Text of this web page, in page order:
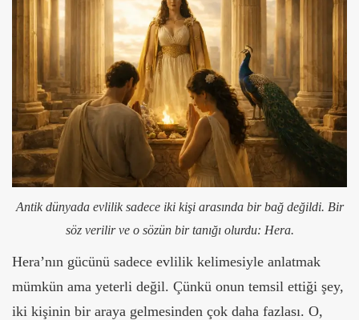
Antik dünyada evlilik sadece iki kişi arasında bir bağ değildi. Bir
söz verilir ve o sözün bir tanığı olurdu: Hera.
Hera’nın gücünü sadece evlilik kelimesiyle anlatmak
mümkün ama yeterli değil. Çünkü onun temsil ettiği şey,
iki kişinin bir araya gelmesinden çok daha fazlası. O,